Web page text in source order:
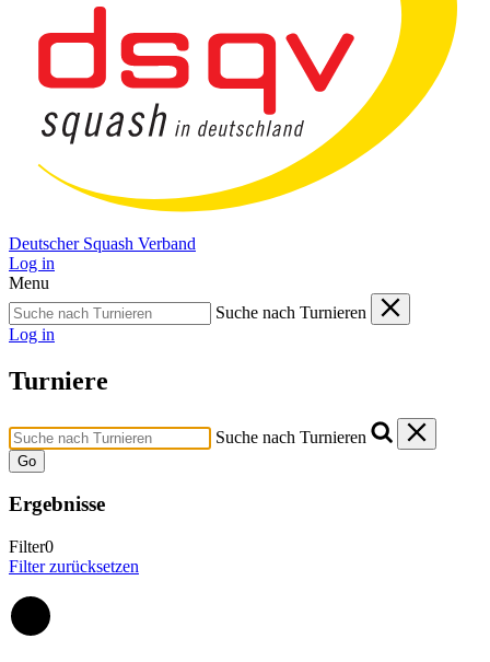
Deutscher Squash Verband
Log in
Menu
Suche nach Turnieren
Log in
Turniere
Suche nach Turnieren
Go
Ergebnisse
Filter0
Filter zurücksetzen